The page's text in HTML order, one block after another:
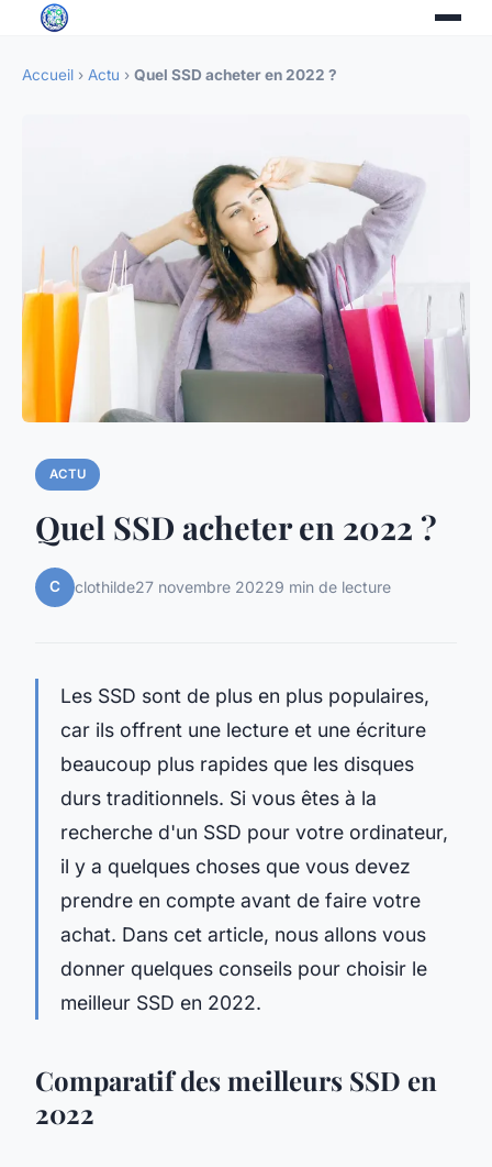
Accueil › Actu › Quel SSD acheter en 2022 ?
ACTU
Quel SSD acheter en 2022 ?
C clothilde27 novembre 20229 min de lecture
Les SSD sont de plus en plus populaires,
car ils offrent une lecture et une écriture
beaucoup plus rapides que les disques
durs traditionnels. Si vous êtes à la
recherche d'un SSD pour votre ordinateur,
il y a quelques choses que vous devez
prendre en compte avant de faire votre
achat. Dans cet article, nous allons vous
donner quelques conseils pour choisir le
meilleur SSD en 2022.
Comparatif des meilleurs SSD en
2022